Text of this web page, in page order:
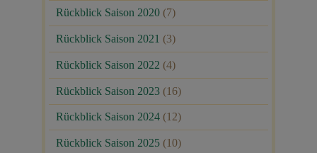
Rückblick Saison 2020 (7)
Rückblick Saison 2021 (3)
Rückblick Saison 2022 (4)
Rückblick Saison 2023 (16)
Rückblick Saison 2024 (12)
Rückblick Saison 2025 (10)